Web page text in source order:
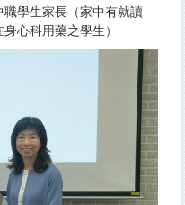
學生家長（家中有就讀
心科用藥之學生）